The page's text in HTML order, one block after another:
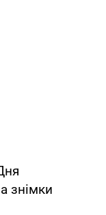
знімки